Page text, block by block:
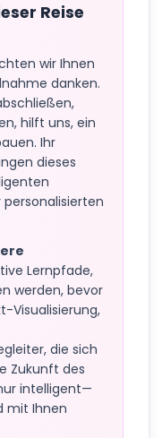
Reise
wir Ihnen
danken.
hilft uns, ein
Ihr
dieses
Lernpfade,
werden, bevor
Visualisierung,
die sich
Zukunft des
intelligent—
mit Ihnen